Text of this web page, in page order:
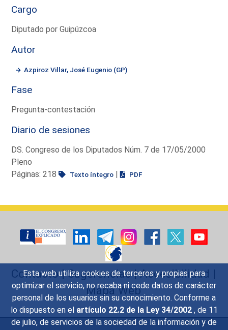
Esta web utiliza cookies de terceros y propias para
optimizar el servicio, no recaba ni cede datos de carácter
personal de los usuarios sin su conocimiento. Conforme a
lo dispuesto en el artículo 22.2 de la Ley 34/2002 , de 11
de julio, de servicios de la sociedad de la información y de
Cargo
Diputado por Guipúzcoa
Autor
Azpiroz Villar, José Eugenio (GP)
Fase
Pregunta-contestación
Diario de sesiones
DS. Congreso de los Diputados Núm. 7 de 17/05/2000
Pleno
Páginas: 218
Texto íntegro | PDF
Contacto|Sugerencias|Accesibilidad |
Mapa Web